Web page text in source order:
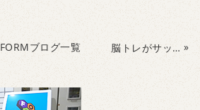
FORMブログ一覧 脳トレがサッカーをうまくする秘訣その１ »